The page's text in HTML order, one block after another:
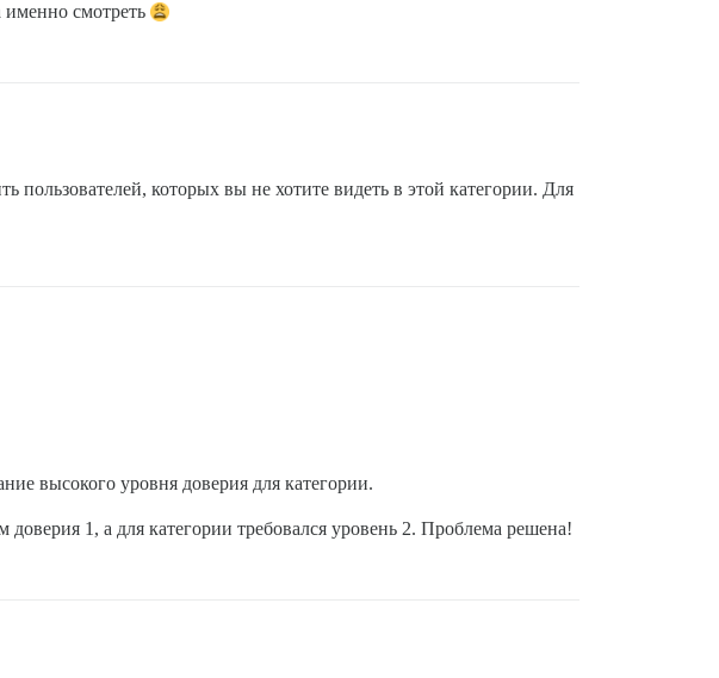
именно смотреть
пользователей, которых вы не хотите видеть в этой категории. Для
высокого уровня доверия для категории.
доверия 1, а для категории требовался уровень 2. Проблема решена!